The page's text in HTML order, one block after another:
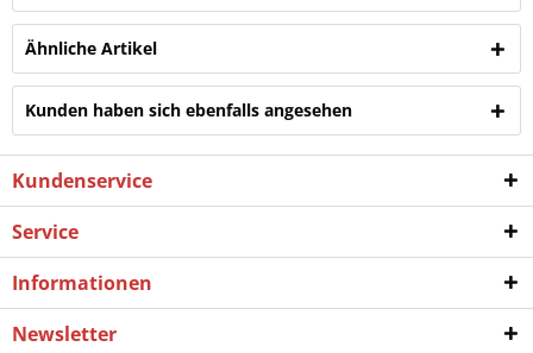
Ähnliche Artikel
Kunden haben sich ebenfalls angesehen
Kundenservice
Service
Informationen
Newsletter